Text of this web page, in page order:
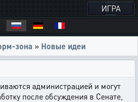
ИГРА
зона » Новые идеи
администрацией и могут
после обсуждения в Сенате,